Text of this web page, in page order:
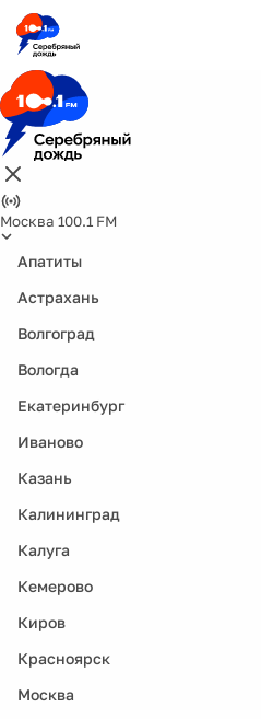
Москва 100.1 FM
Апатиты
Астрахань
Волгоград
Вологда
Екатеринбург
Иваново
Казань
Калининград
Калуга
Кемерово
Киров
Красноярск
Москва